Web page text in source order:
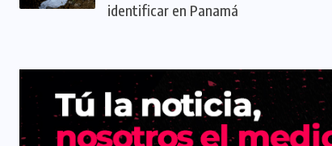
identificar en Panamá